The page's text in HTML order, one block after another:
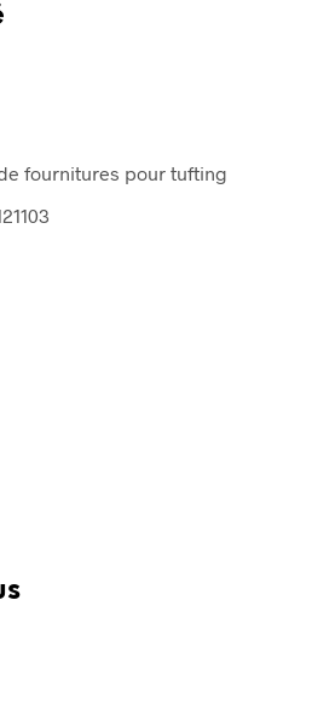
fournitures pour tufting